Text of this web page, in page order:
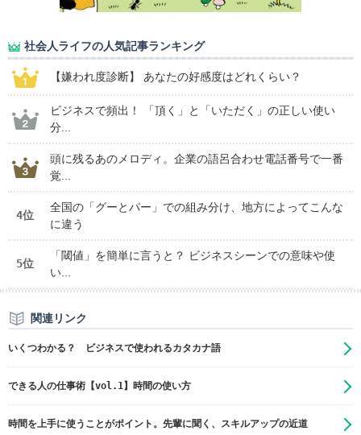
社会人ライフの人気記事ランキング
【嫌われ度診断】 あなたの好感度はどれくらい？
ビジネスで頻出！ 「頂く」と「いただく」の正しい使い
分...
頭に残るあのメロディ。企業の語呂合わせ電話番号で一番
覚...
4位
全国の「グーとパー」での組み分け、地方によってこんな
に違う
5位
「閾値」を簡単に言うと？ ビジネスシーンでの意味や使
い...
関連リンク
いくつわかる？ ビジネスで使われるカタカナ語
できる人の仕事術【vol.1】時間の使い方
時間を上手に使うことがポイント。先輩に聞く、スキルアップの近道